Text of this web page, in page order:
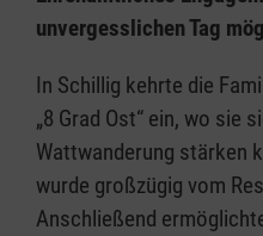
unvergesslichen Tag
In Schillig kehrte die
„8 Grad Ost“ ein, wo sie
Wattwanderung stärken
wurde großzügig vom
Anschließend